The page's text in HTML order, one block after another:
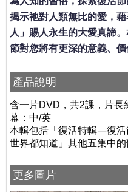
揭示祂對人類無比的愛，
人」賜人永生的大愛真諦
節對您將有更深的意義、價
產品說明
含一片DVD，共2課，片長
幕：中/英
本輯包括「復活特輯—復活
世界都知道」其他五集中的
更多圖片